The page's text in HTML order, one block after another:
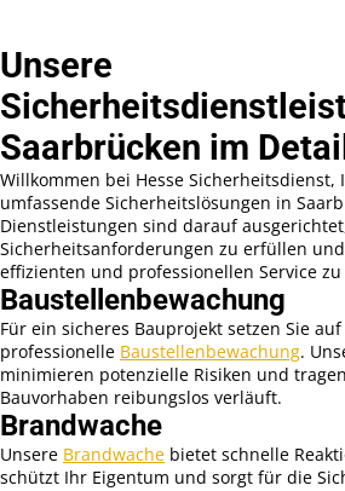
Unsere
Saarbrücken im Detail
Willkommen bei Hesse
umfassende Sicherheitslösungen in
Dienstleistungen sind darauf
Sicherheitsanforderungen zu erfüllen
effizienten und professionellen Service
Baustellenbewachung
Für ein sicheres Bauprojekt setzen Sie
professionelle Baustellenbewachung.
minimieren potenzielle Risiken und
Bauvorhaben reibungslos verläuft.
Brandwache
Unsere Brandwache bietet schnelle
schützt Ihr Eigentum und sorgt für die